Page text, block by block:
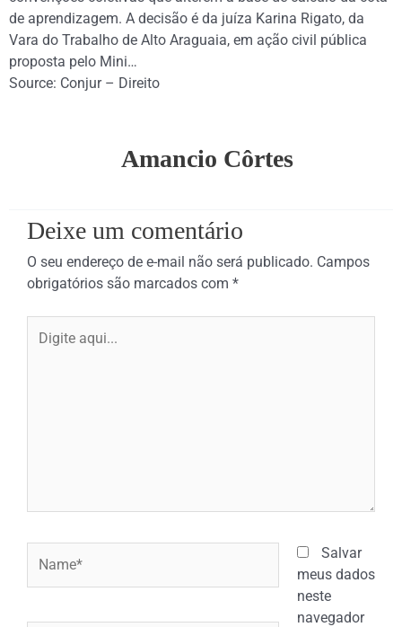
de aprendizagem. A decisão é da juíza Karina Rigato, da
Vara do Trabalho de Alto Araguaia, em ação civil pública
proposta pelo Mini…
Source: Conjur – Direito
Amancio Côrtes
Deixe um comentário
O seu endereço de e-mail não será publicado. Campos
obrigatórios são marcados com *
aqui...
Salvar
meus dados
neste
navegador